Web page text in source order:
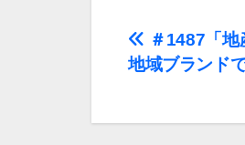
投
稿
ナ
＃1487「地
地域ブランド